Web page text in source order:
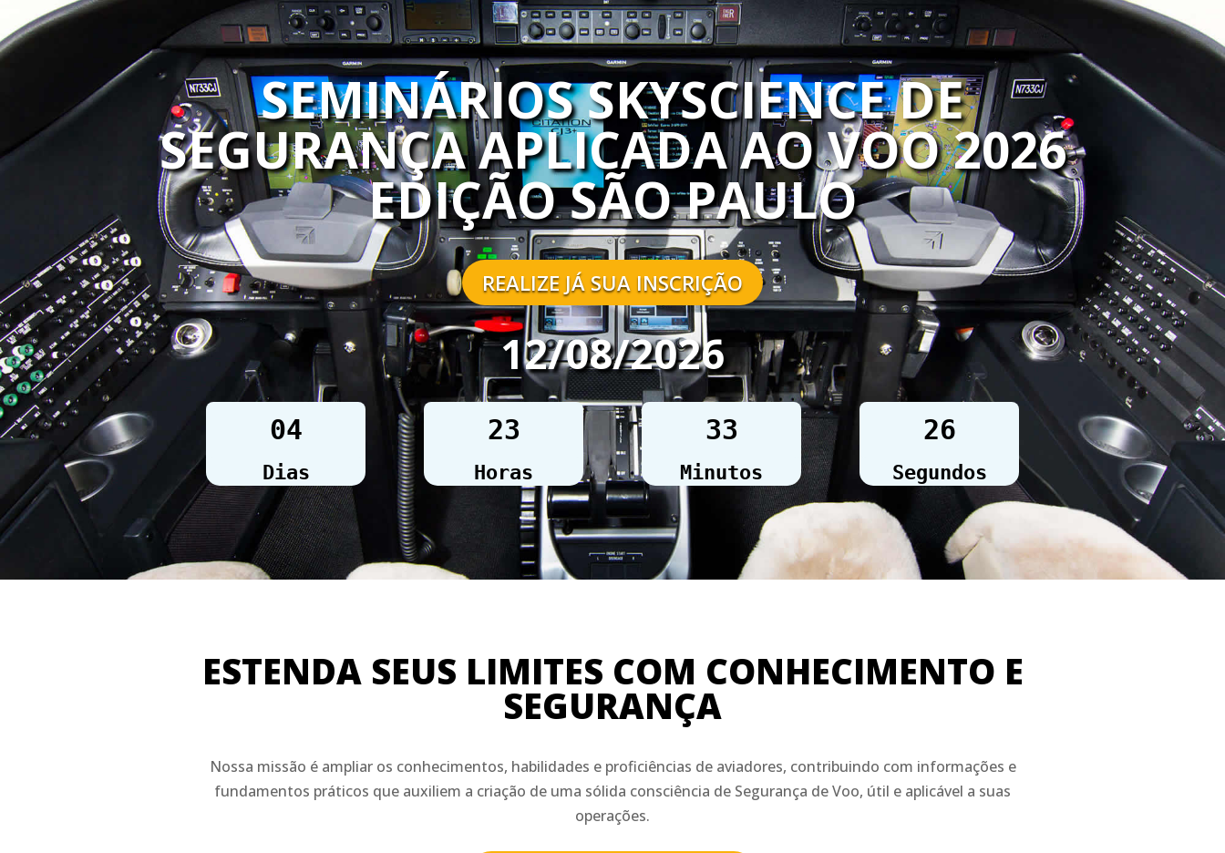
SEMINÁRIOS SKYSCIENCE DE
SEGURANÇA APLICADA AO VOO 2026
EDIÇÃO SÃO PAULO
REALIZE JÁ SUA INSCRIÇÃO
12/08/2026
04
Dias
23
Horas
33
Minutos
25
Segundos
ESTENDA SEUS LIMITES COM CONHECIMENTO E
SEGURANÇA
Nossa missão é ampliar os conhecimentos, habilidades e proficiências de aviadores, contribuindo com informações e
fundamentos práticos que auxiliem a criação de uma sólida consciência de Segurança de Voo, útil e aplicável a suas
operações.